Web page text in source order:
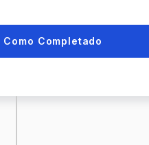
Completado